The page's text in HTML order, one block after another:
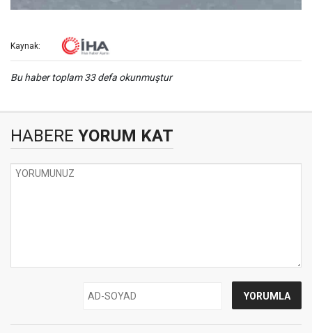
Kaynak:
Bu haber toplam 33 defa okunmuştur
HABERE YORUM KAT